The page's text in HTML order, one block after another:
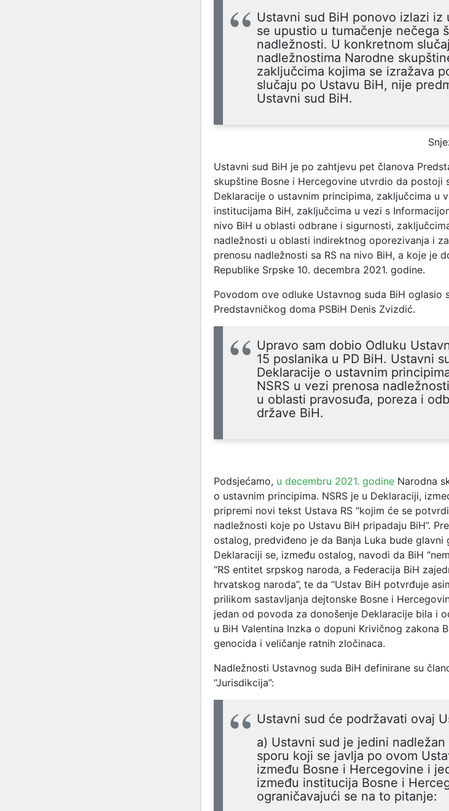
Ustavni sud BiH ponovo izlazi
se upustio u tumačenje nečega
nadležnosti. U konkretnom
nadležnostima Narodne
zaključcima kojima se izražava
slučaju po Ustavu BiH, nije
Ustavni sud BiH.
Ustavni sud BiH je po zahtjevu pet članova
skupštine Bosne i Hercegovine utvrdio da postoji
Deklaracije o ustavnim principima, zaključcima u
institucijama BiH, zaključcima u vezi s
nivo BiH u oblasti odbrane i sigurnosti,
nadležnosti u oblasti indirektnog oporezivanja i
prenosu nadležnosti sa RS na nivo BiH, a koje je
Republike Srpske 10. decembra 2021. godine.
Povodom ove odluke Ustavnog suda BiH oglasio
Predstavničkog doma PSBiH Denis Zvizdić.
Upravo sam dobio Odluku
15 poslanika u PD BiH. Ustavni
Deklaracije o ustavnim
NSRS u vezi prenosa
u oblasti pravosuđa, poreza i
države BiH.
Podsjećamo, u decembru 2021. godine Narodna
o ustavnim principima. NSRS je u Deklaraciji,
pripremi novi tekst Ustava RS “kojim će se
nadležnosti koje po Ustavu BiH pripadaju BiH”.
ostalog, predviđeno je da Banja Luka bude glavni
Deklaraciji se, između ostalog, navodi da BiH
“RS entitet srpskog naroda, a Federacija BiH
hrvatskog naroda”, te da “Ustav BiH potvrđuje
prilikom sastavljanja dejtonske Bosne i
jedan od povoda za donošenje Deklaracije bila i
u BiH Valentina Inzka o dopuni Krivičnog zakona
genocida i veličanje ratnih zločinaca.
Nadležnosti Ustavnog suda BiH definirane su
“Jurisdikcija”:
Ustavni sud će podržavati ovaj
a) Ustavni sud je jedini
sporu koji se javlja po ovom
između Bosne i Hercegovine i
između institucija Bosne i
ograničavajući se na to pitanje: